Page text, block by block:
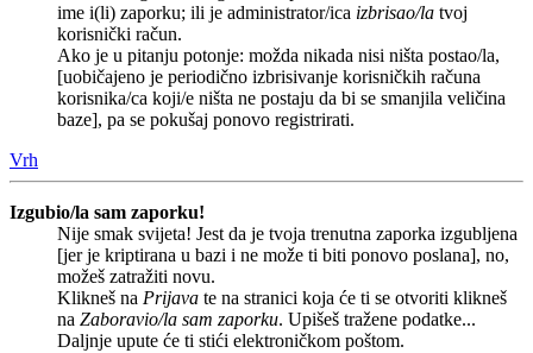
ime i(li) zaporku; ili je administrator/ica izbrisao/la tvoj
korisnički račun.
Ako je u pitanju potonje: možda nikada nisi ništa postao/la,
[uobičajeno je periodično izbrisivanje korisničkih računa
korisnika/ca koji/e ništa ne postaju da bi se smanjila veličina
baze], pa se pokušaj ponovo registrirati.
Vrh
Izgubio/la sam zaporku!
Nije smak svijeta! Jest da je tvoja trenutna zaporka izgubljena
[jer je kriptirana u bazi i ne može ti biti ponovo poslana], no,
možeš zatražiti novu.
Klikneš na Prijava te na stranici koja će ti se otvoriti klikneš
na Zaboravio/la sam zaporku. Upišeš tražene podatke...
Daljnje upute će ti stići elektroničkom poštom.